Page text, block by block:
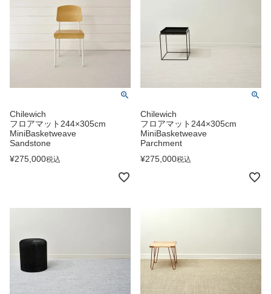
Chilewich
フロアマット244×305cm
MiniBasketweave
Sandstone
¥275,000税込
Chilewich
フロアマット244×305cm
MiniBasketweave
Parchment
¥275,000税込